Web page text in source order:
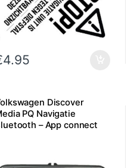
4.95
Discover
PQ Navigatie
– App connect